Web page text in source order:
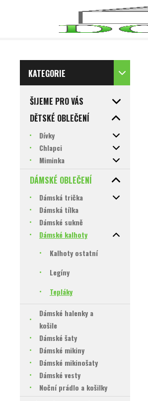
KATEGORIE
ŠIJEME PRO VÁS
DĚTSKÉ OBLEČENÍ
Dívky
Chlapci
Miminka
DÁMSKÉ OBLEČENÍ
Dámská trička
Dámská tílka
Dámské sukně
Dámské kalhoty
Kalhoty ostatní
Legíny
Tepláky
Dámské halenky a
košile
Dámské šaty
Dámské mikiny
Dámské mikinošaty
Dámské vesty
Noční prádlo a košilky